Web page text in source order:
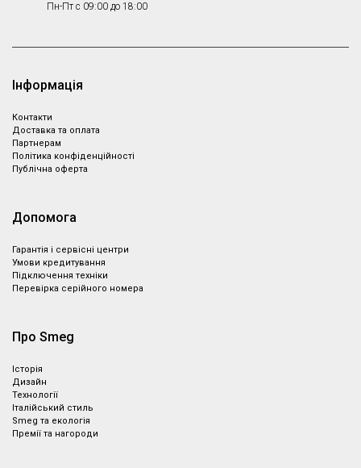
Пн-Пт с 09:00 до 18:00
Інформація
Контакти
Доставка та оплата
Партнeрам
Політика конфіденційності
Публічна оферта
Допомога
Гарантія і сервісні центри
Умови кредитування
Підключення техніки
Перевірка серійного номера
Про Smeg
Історія
Дизайн
Технології
Італійський стиль
Smeg та екологія
Премії та нагороди